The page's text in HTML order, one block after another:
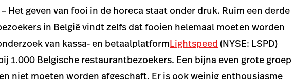
– Het geven van fooi in de horeca staat onder druk. Ruim een derde
in België vindt zelfs dat fooien helemaal moeten worden
van kassa- en betaalplatformLightspeed (NYSE: LSPD)
1.000 Belgische restaurantbezoekers. Een bijna even grote groep
niet moeten worden afgeschaft. Er is ook weinig enthousiasme